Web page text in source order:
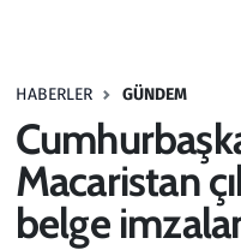
HABERLER GÜNDEM
Macaristan
belge
Haber
Kültür Sanat
Kurumsal